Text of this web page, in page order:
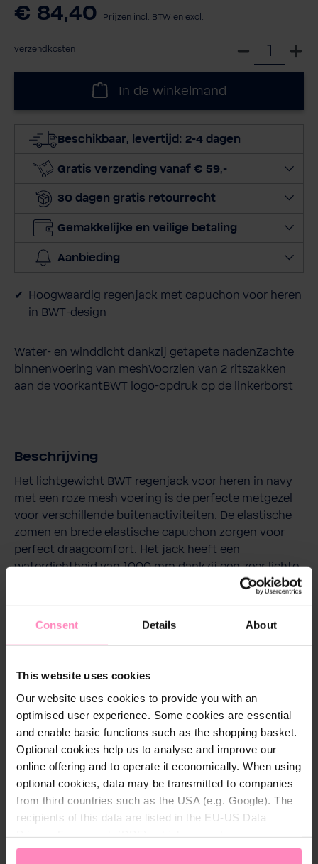
Consent Details About
This website uses cookies
Our website uses cookies to provide you with an
optimised user experience. Some cookies are essential
and enable basic functions such as the shopping basket.
Optional cookies help us to analyse and improve our
online offering and to operate it economically. When using
optional cookies, data may be transmitted to companies
from third countries such as the USA (e.g. Google). The
recipients of this data are listed in the EU-US Data
appropriate level of data protection. You canaccept all
€ 84,40 Prijzen incl. BTW en excl.
verzendkosten
c
e
h
e
l
i
In de winkelmand
Beschikbaar, levertijd: 2-4 dagen
Gratis verzending vanaf € 59,-
30 dagen gratis retourrecht
Gemakkelijke en veilige betaling
Aanbieding
Hoogwaardig regenjack met capuchon voor heren
in BWT-design
Water- en winddicht dankzij getapete nadenZachte
binnenvoering van meshVoorzien van 2 ritszakken
aan de voorkantBWT logo-opdruk op de linkerborst
Beschrijving
Het lichtgewicht BWT regenjack voor heren in navy
met een roze mesh voering is de perfecte metgezel
voor verschillende buitenactiviteiten. De elastische
zomen en brede elastische capuchon zorgen voor
perfect draagcomfort. Het jack heeft een
waterdichtheid van 1000 mm dankzij een zeer lichte
coating aan de binnenkant en getapete naden. Het
een BWT opdruk op de linkerborst en op de rug en
ruimtebesparend worden opgeborgen met het
Technische details
Geslacht: Heren
Kleur: Navy
Materiaal: 100% polyester